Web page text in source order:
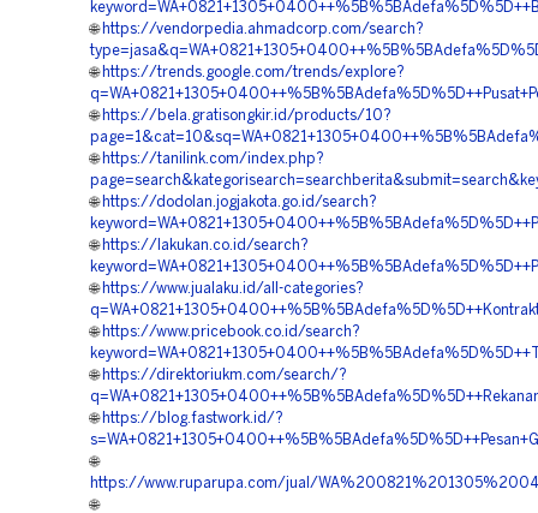
🌐 https://vendorpedia.ahmadcorp.com/search?
🌐 https://trends.google.com/trends/explore?
🌐 https://bela.gratisongkir.id/products/10?
🌐 https://tanilink.com/index.php?
🌐 https://dodolan.jogjakota.go.id/search?
🌐 https://lakukan.co.id/search?
🌐 https://www.jualaku.id/all-categories?
🌐 https://www.pricebook.co.id/search?
🌐 https://direktoriukm.com/search/?
🌐 https://blog.fastwork.id/?
🌐
https://www.ruparupa.com/jual/
🌐